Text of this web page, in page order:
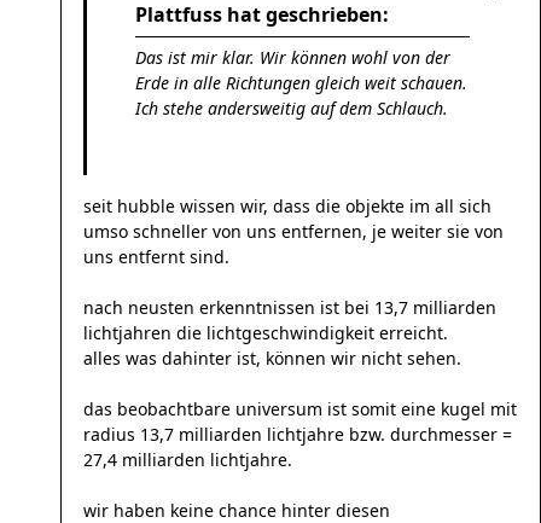
Plattfuss hat geschrieben:
Das ist mir klar. Wir können wohl von der
Erde in alle Richtungen gleich weit schauen.
Ich stehe andersweitig auf dem Schlauch.
seit hubble wissen wir, dass die objekte im all sich
umso schneller von uns entfernen, je weiter sie von
uns entfernt sind.
nach neusten erkenntnissen ist bei 13,7 milliarden
lichtjahren die lichtgeschwindigkeit erreicht.
alles was dahinter ist, können wir nicht sehen.
das beobachtbare universum ist somit eine kugel mit
radius 13,7 milliarden lichtjahre bzw. durchmesser =
27,4 milliarden lichtjahre.
wir haben keine chance hinter diesen